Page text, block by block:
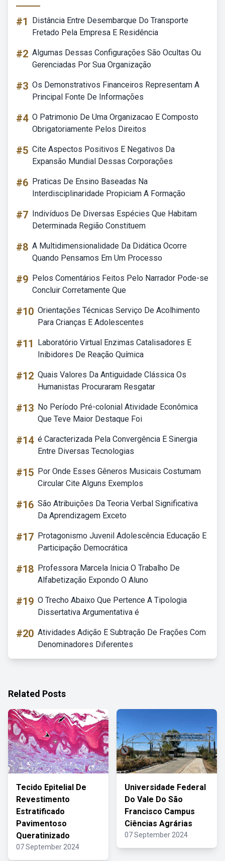
#1
Distância Entre Desembarque Do Transporte
Fretado Pela Empresa E Residência
#2 Algumas Dessas Configurações São Ocultas Ou
Gerenciadas Por Sua Organização
#3 Os Demonstrativos Financeiros Representam A
Principal Fonte De Informações
#4 O Patrimonio De Uma Organizacao E Composto
Obrigatoriamente Pelos Direitos
#5 Cite Aspectos Positivos E Negativos Da
Expansão Mundial Dessas Corporações
#6 Praticas De Ensino Baseadas Na
Interdisciplinaridade Propiciam A Formação
#7 Indivíduos De Diversas Espécies Que Habitam
Determinada Região Constituem
#8 A Multidimensionalidade Da Didática Ocorre
Quando Pensamos Em Um Processo
#9 Pelos Comentários Feitos Pelo Narrador Pode-se
Concluir Corretamente Que
#10 Orientações Técnicas Serviço De Acolhimento
Para Crianças E Adolescentes
#11
Laboratório Virtual Enzimas Catalisadores E
Inibidores De Reação Química
#12 Quais Valores Da Antiguidade Clássica Os
Humanistas Procuraram Resgatar
#13 No Período Pré-colonial Atividade Econômica
Que Teve Maior Destaque Foi
#14 é Caracterizada Pela Convergência E Sinergia
Entre Diversas Tecnologias
#15 Por Onde Esses Gêneros Musicais Costumam
Circular Cite Alguns Exemplos
#16 São Atribuições Da Teoria Verbal Significativa
Da Aprendizagem Exceto
#17 Protagonismo Juvenil Adolescência Educação E
Participação Democrática
#18 Professora Marcela Inicia O Trabalho De
Alfabetização Expondo O Aluno
#19 O Trecho Abaixo Que Pertence A Tipologia
Dissertativa Argumentativa é
#20 Atividades Adição E Subtração De Frações Com
Denominadores Diferentes
Related Posts
Tecido Epitelial De
Revestimento
Estratificado
Pavimentoso
Queratinizado
07 September 2024
Universidade Federal
Do Vale Do São
Francisco Campus
Ciências Agrárias
07 September 2024